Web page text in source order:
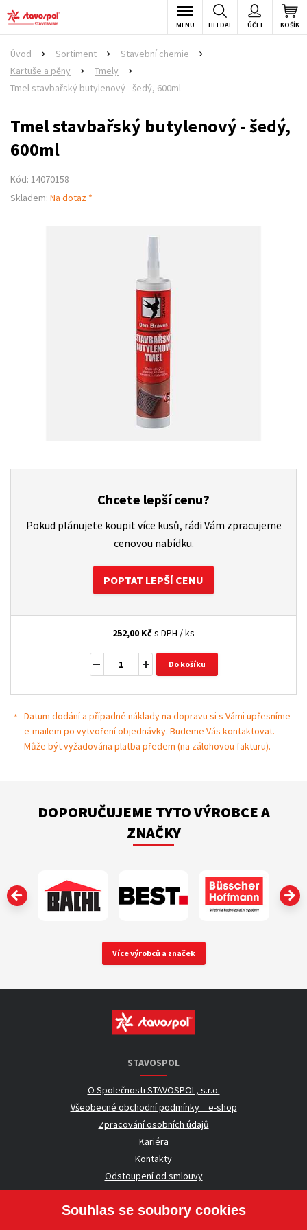
KOŠÍK
ÚČET
HLEDAT
MENU
Úvod Sortiment Stavební chemie
Kartuše a pěny
Tmely
Tmel stavbařský butylenový - šedý, 600ml
Tmel stavbařský butylenový - šedý,
600ml
Kód: 14070158
Skladem: Na dotaz *
Chcete lepší cenu?
Pokud plánujete koupit více kusů, rádi Vám zpracujeme
cenovou nabídku.
POPTAT LEPŠÍ CENU
252,00 Kčs DPH / ks
Do košíku
Datum dodání a případné náklady na dopravu si s Vámi upřesníme
e-mailem po vytvoření objednávky. Budeme Vás kontaktovat.
Může být vyžadována platba předem (na zálohovou fakturu).
DOPORUČUJEME TYTO VÝROBCE A
ZNAČKY
‹
Více výrobců a značek
STAVOSPOL
O Společnosti STAVOSPOL, s.r.o.
Všeobecné obchodní podmínky _ e-shop
Zpracování osobních údajů
Kariéra
Kontakty
Odstoupení od smlouvy
UŽITEČNÉ INFORMACE
Souhlas se soubory cookies